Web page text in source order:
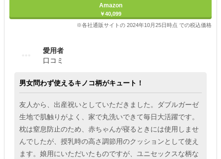
Amazon
￥40,099
※各社通販サイトの 2024年10月25日時点 での税込価格
愛用者
口コミ
男女問わず使えるキノコ柄がキュート！
友人から、出産祝いとしていただきました。ダブルガーゼ
生地で肌触りがよく、家で丸洗いできて毎日大活躍です。
枕は窒息防止のため、赤ちゃんが寝るときには使用しませ
んでしたが、授乳時の高さ調節用のクッションとして使え
ます。娘用にいただいたものですが、ユニセックスな柄な